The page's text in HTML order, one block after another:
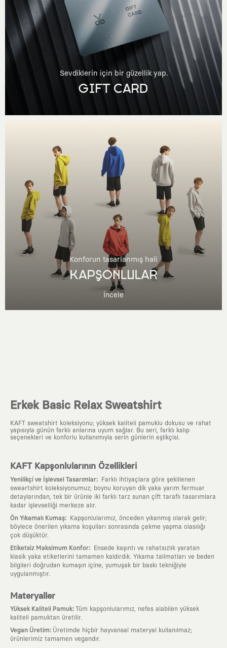
Sevdiklerin için bir güzellik yap.
GIFT CARD
Konforun tasarlanmış hali
KAPŞONLULAR
İncele
Erkek Basic Relax Sweatshirt
KAFT sweatshirt koleksiyonu; yüksek kaliteli pamuklu dokusu ve rahat
yapısıyla günün farklı anlarına uyum sağlar. Bu seri, farklı kalıp
seçenekleri ve konforlu kullanımıyla serin günlerin eşlikçisi.
KAFT Kapşonlularının Özellikleri
Yenilikçi ve İşlevsel Tasarımlar:
Farklı ihtiyaçlara göre şekillenen
sweartshirt koleksiyonumuz; boynu koruyan dik yaka yarım fermuar
detaylarından, tek bir ürünle iki farklı tarz sunan çift taraflı tasarımlara
kadar işlevselliği merkeze alır.
Ön Yıkamalı Kumaş:
Kapşonlularımız, önceden yıkanmış olarak gelir;
böylece önerilen yıkama koşulları sonrasında çekme yapma olasılığı
çok düşüktür.
Etiketsiz Maksimum Konfor:
Ensede kaşıntı ve rahatsızlık yaratan
klasik yaka etiketlerini tamamen kaldırdık. Yıkama talimatları ve beden
bilgileri doğrudan kumaşın içine, yumuşak bir baskı tekniğiyle
uygulanmıştır.
Materyaller
Yüksek Kaliteli Pamuk: Tüm kapşonlularımız, nefes alabilen yüksek
kaliteli pamuktan üretilir.
Vegan Üretim: Üretimde hiçbir hayvansal materyal kullanılmaz;
ürünlerimiz tamamen vegandır.